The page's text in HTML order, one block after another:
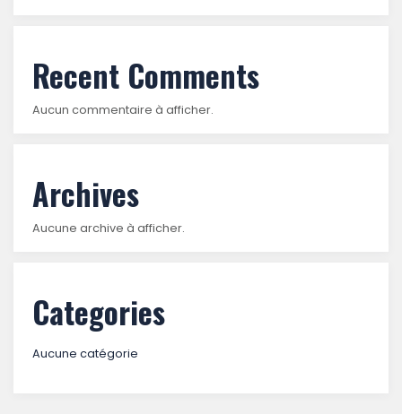
Recent Comments
Aucun commentaire à afficher.
Archives
Aucune archive à afficher.
Categories
Aucune catégorie